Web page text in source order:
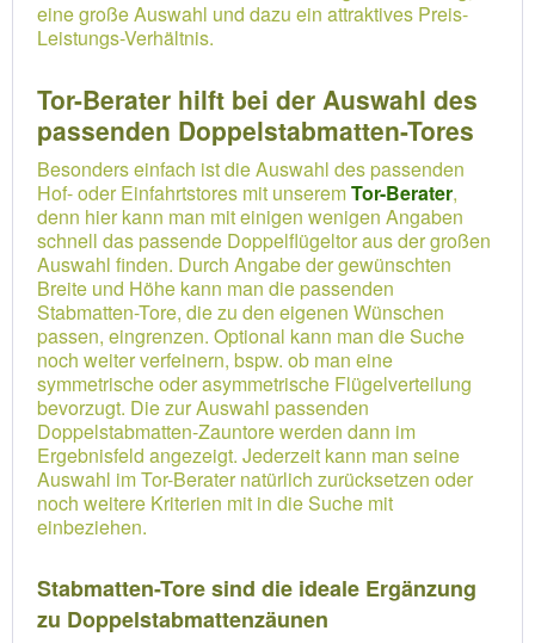
eine große Auswahl und dazu ein attraktives Preis-
Leistungs-Verhältnis.
Tor-Berater hilft bei der Auswahl des
passenden Doppelstabmatten-Tores
Besonders einfach ist die Auswahl des passenden
Hof- oder Einfahrtstores mit unseremTor-Berater,
denn hier kann man mit einigen wenigen Angaben
schnell das passende Doppelflügeltor aus der großen
Auswahl finden. Durch Angabe der gewünschten
Breite und Höhe kann man die passenden
Stabmatten-Tore, die zu den eigenen Wünschen
passen, eingrenzen. Optional kann man die Suche
noch weiter verfeinern, bspw. ob man eine
symmetrische oder asymmetrische Flügelverteilung
bevorzugt. Die zur Auswahl passenden
Doppelstabmatten-Zauntore werden dann im
Ergebnisfeld angezeigt. Jederzeit kann man seine
Auswahl im Tor-Berater natürlich zurücksetzen oder
noch weitere Kriterien mit in die Suche mit
einbeziehen.
Stabmatten-Tore sind die ideale Ergänzung
zu Doppelstabmattenzäunen